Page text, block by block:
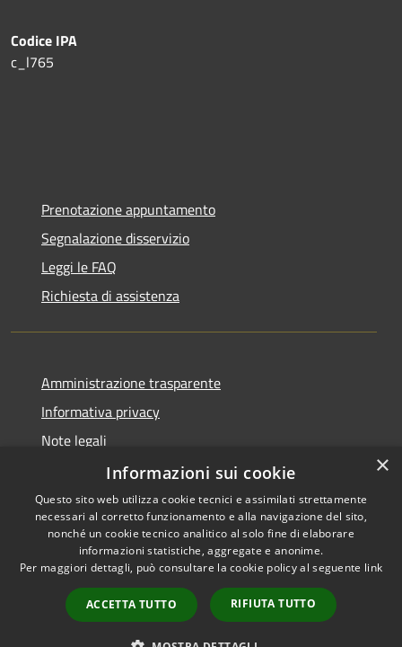
Codice IPA
c_l765
Prenotazione appuntamento
Segnalazione disservizio
Leggi le FAQ
Richiesta di assistenza
Amministrazione trasparente
Informativa privacy
Note legali
Dichiarazione di accessibilità
RSS
Copyright © 2026 • Comune di
Municipium•
Accesso
redazione
×
Informazioni sui cookie
Questo sito web utilizza cookie tecnici e assimilati strettamente
necessari al corretto funzionamento e alla navigazione del sito,
nonché un cookie tecnico analitico al solo fine di elaborare
informazioni statistiche, aggregate e anonime.
Per maggiori dettagli, può consultare la cookie policy al seguente link
ACCETTA TUTTO RIFIUTA TUTTO